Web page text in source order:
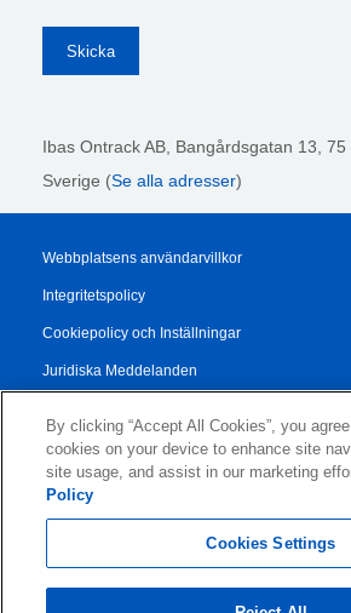
Ibas Ontrack AB, Bangårdsgatan 13, 75
Sverige (Se alla adresser)
Webbplatsens användarvillkor
Integritetspolicy
Cookiepolicy och Inställningar
Juridiska Meddelanden
Allmänna Försäljningsvillkor
Authorised Partner Agreement
By clicking “Accept All Cookies”, you
cookies on your device to enhance site
site usage, and assist in our marketing
Policy
Cookies Settings